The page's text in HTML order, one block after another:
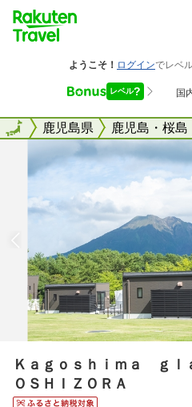
全国鹿児島県 鹿児島・桜島
全国
Ｋａｇｏｓｈｉｍａ ｇ
ＯＳＨＩＺＯＲＡ